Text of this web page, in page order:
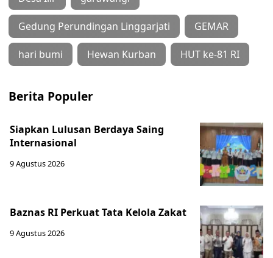
Gedung Perundingan Linggarjati GEMAR
hari bumi Hewan Kurban HUT ke-81 RI
Berita Populer
Siapkan Lulusan Berdaya Saing
Internasional
9 Agustus 2026
Baznas RI Perkuat Tata Kelola Zakat
9 Agustus 2026